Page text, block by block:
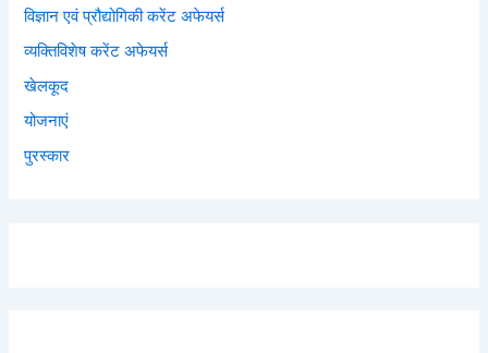
विज्ञान एवं प्रौद्योगिकी करेंट अफेयर्स
व्यक्तिविशेष करेंट अफेयर्स
खेलकूद
योजनाएं
पुरस्कार